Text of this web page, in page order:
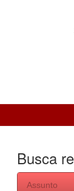
Busca
Assunto